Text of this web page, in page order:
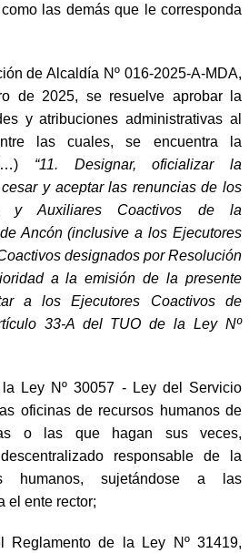
las demás que le corresponda
de Alcaldía Nº 016-2025-A-MDA,
de 2025, se resuelve aprobar la
y atribuciones administrativas al
las cuales, se encuentra la
(…) “11. Designar, oficializar la
y aceptar las renuncias de los
y Auxiliares Coactivos de la
Ancón (inclusive a los Ejecutores
designados por Resolución
a la emisión de la presente
a los Ejecutores Coactivos de
33-A del TUO de la Ley Nº
Ley Nº 30057 - Ley del Servicio
oficinas de recursos humanos de
o las que hagan sus veces,
responsable de la
humanos, sujetándose a las
el ente rector;
Reglamento de la Ley Nº 31419,